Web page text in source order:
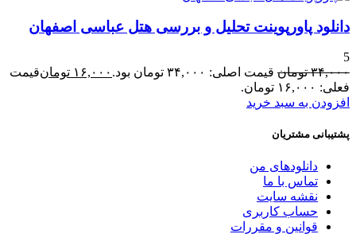
دانلود پاورپوینت تحلیل و بررسی هتل عباسی اصفهان
5
۳۴,۰۰۰ تومان قیمت اصلی: ۳۴,۰۰۰ تومان بود. ۱۶,۰۰۰ تومانقیمت
فعلی: ۱۶,۰۰۰ تومان.
افزودن به سبد خرید
پشتیبانی مشتریان
دانلودهای من
تماس با ما
نقشه سایت
حساب کاربری
قوانین و مقررات